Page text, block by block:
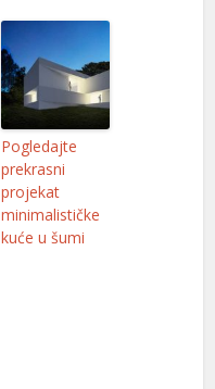
Pogledajte
prekrasni
projekat
minimalističke
kuće u šumi